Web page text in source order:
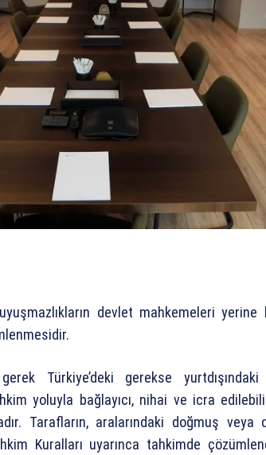
devlet mahkemeleri
Türkiye’deki gerekse
yoluyla bağlayıcı, nihai ve icra
Tarafların, aralarındaki doğmuş veya
Kuralları uyarınca tahkimde